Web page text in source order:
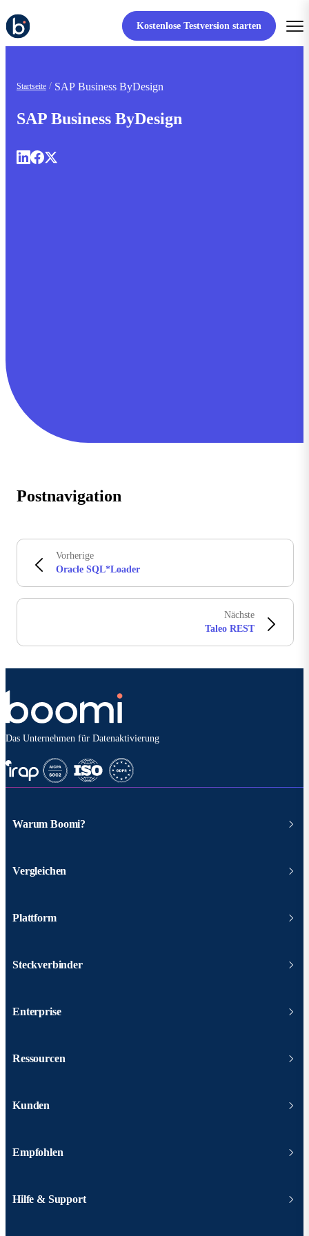
Kostenlose Testversion starten
Startseite SAP Business ByDesign
SAP Business ByDesign
Postnavigation
Vorherige
Oracle SQL*Loader
Nächste
Taleo REST
Das Unternehmen für Datenaktivierung
Warum Boomi?
Vergleichen
Plattform
Steckverbinder
Enterprise
Ressourcen
Kunden
Empfohlen
Hilfe & Support